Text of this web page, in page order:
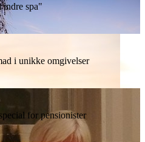
indre spa"
i unikke omgivelser
for pensionister